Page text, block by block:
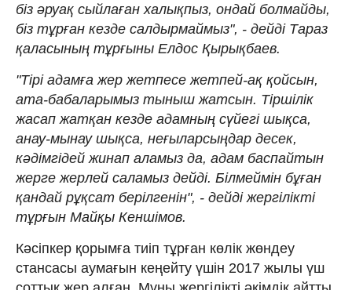
біз әруақ сыйлаған халықпыз, ондай болмайды,
біз тұрған кезде салдырмаймыз", - дейді Тараз
қаласының тұрғыны Елдос Қырықбаев.
"Тірі адамға жер жетпесе жетпей-ақ қойсын,
ата-бабаларымыз тыныш жатсын. Тіршілік
жасап жатқан кезде адамның сүйегі шықса,
анау-мынау шықса, неғыларсыңдар десек,
кәдімгідей жинап аламыз да, адам баспайтын
жерге жерлей саламыз дейді. Білмеймін бұған
қандай рұқсат берілгенін", - дейді жергілікті
тұрғын Майқы Кеншімов.
Кәсіпкер қорымға тиіп тұрған көлік жөндеу
стансасы аумағын кеңейту үшін 2017 жылы үш